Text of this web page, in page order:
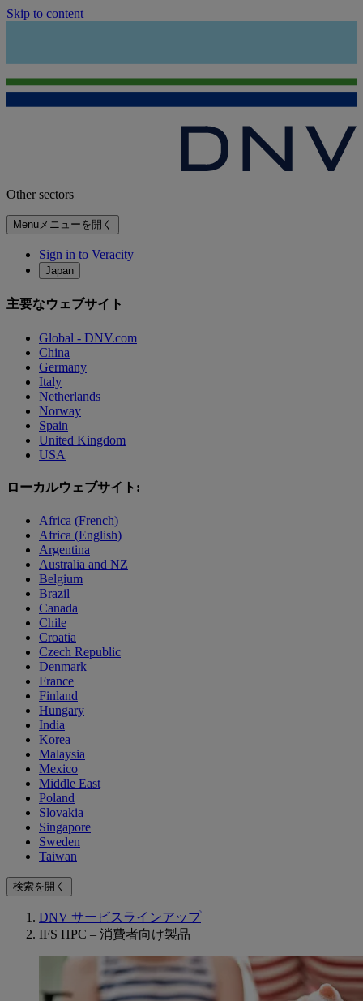
Skip to content
Other sectors
Menuメニューを開く
Sign in to Veracity
Japan
主要なウェブサイト
Global - DNV.com
China
Germany
Italy
Netherlands
Norway
Spain
United Kingdom
USA
ローカルウェブサイト:
Africa (French)
Africa (English)
Argentina
Australia and NZ
Belgium
Brazil
Canada
Chile
Croatia
Czech Republic
Denmark
France
Finland
Hungary
India
Korea
Malaysia
Mexico
Middle East
Poland
Slovakia
Singapore
Sweden
Taiwan
検索を開く
DNV サービスラインアップ
IFS HPC – 消費者向け製品